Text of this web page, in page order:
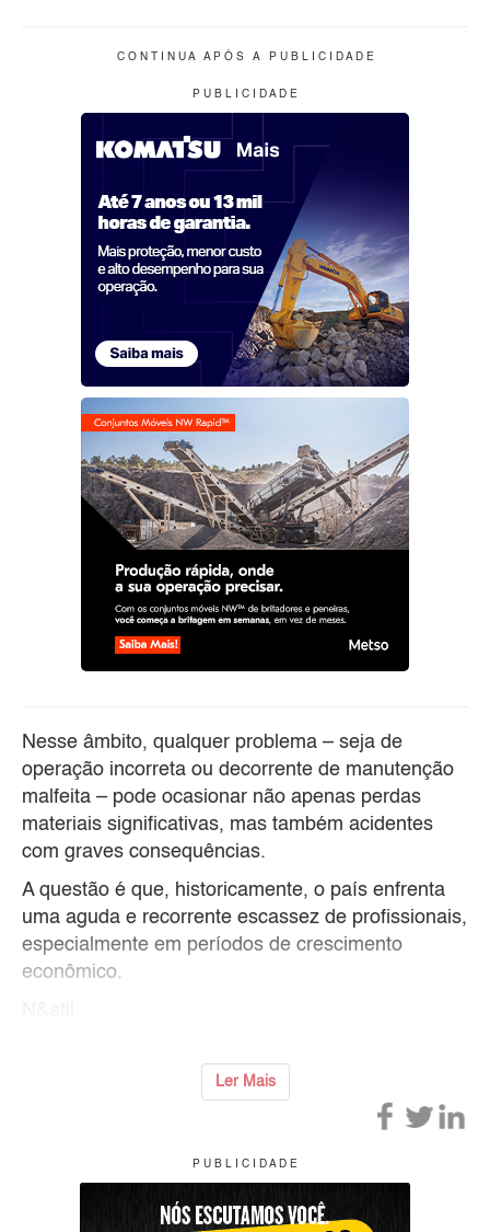
C O N T I N U A A P Ó S A P U B L I C I D A D E
P U B L I C I D A D E
Nesse âmbito, qualquer problema – seja de
operação incorreta ou decorrente de manutenção
malfeita – pode ocasionar não apenas perdas
materiais significativas, mas também acidentes
com graves consequências.
A questão é que, historicamente, o país enfrenta
uma aguda e recorrente escassez de profissionais,
especialmente em períodos de crescimento
econômico.
Ler Mais
P U B L I C I D A D E